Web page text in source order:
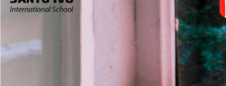
es
Com imersão Bilingue - Anos
Finais